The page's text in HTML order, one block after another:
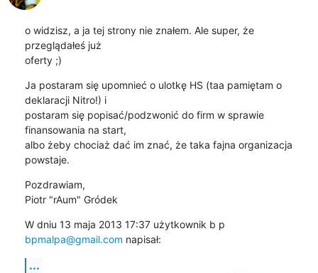
o widzisz, a ja tej strony nie znałem. Ale super, że
przeglądałeś już
oferty ;)
Ja postaram się upomnieć o ulotkę HS (taa pamiętam o
deklaracji Nitro!) i
postaram się popisać/podzwonić do firm w sprawie
finansowania na start,
albo żeby chociaż dać im znać, że taka fajna organizacja
powstaje.
Pozdrawiam,
Piotr "rAum" Gródek
bpmalpa@gmail.com napisał:
...